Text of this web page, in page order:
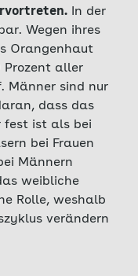
In der
Wegen ihres
Orangenhaut
Prozent aller
Männer sind nur
dass das
fest ist als bei
bei Frauen
Männern
weibliche
Rolle, weshalb
verändern